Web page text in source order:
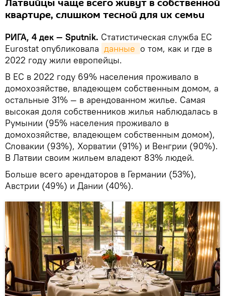
Латвийцы чаще всего живут в собственной
квартире, слишком тесной для их семьи
РИГА, 4 дек — Sputnik. Статистическая служба ЕС
Eurostat опубликовала данные о том, как и где в
2022 году жили европейцы.
В ЕС в 2022 году 69% населения проживало в
домохозяйстве, владеющем собственным домом, а
остальные 31% — в арендованном жилье. Самая
высокая доля собственников жилья наблюдалась в
Румынии (95% населения проживало в
домохозяйстве, владеющем собственным домом),
Словакии (93%), Хорватии (91%) и Венгрии (90%).
В Латвии своим жильем владеют 83% людей.
Больше всего арендаторов в Германии (53%),
Австрии (49%) и Дании (40%).